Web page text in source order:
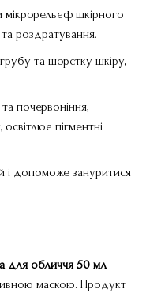
мікрорельєф шкірного
роздратування.
та шорстку шкіру,
почервоніння,
пігментні
і допоможе зануритися
для обличчя 50 мл
маскою. Продукт